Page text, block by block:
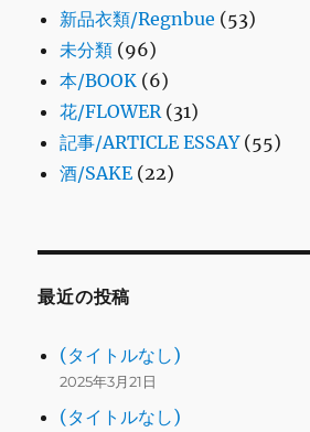
新品衣類/Regnbue (53)
未分類 (96)
本/BOOK (6)
花/FLOWER (31)
記事/ARTICLE ESSAY(55)
酒/SAKE (22)
最近の投稿
(タイトルなし)
2025年3月21日
(タイトルなし)